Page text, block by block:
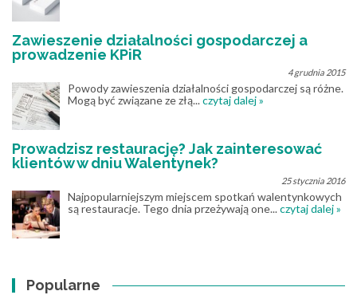
Zawieszenie działalności gospodarczej a
prowadzenie KPiR
4 grudnia 2015
Powody zawieszenia działalności gospodarczej są różne.
Mogą być związane ze złą...czytaj dalej »
Prowadzisz restaurację? Jak zainteresować
klientów w dniu Walentynek?
25 stycznia 2016
Najpopularniejszym miejscem spotkań walentynkowych
są restauracje. Tego dnia przeżywają one...czytaj dalej »
Popularne